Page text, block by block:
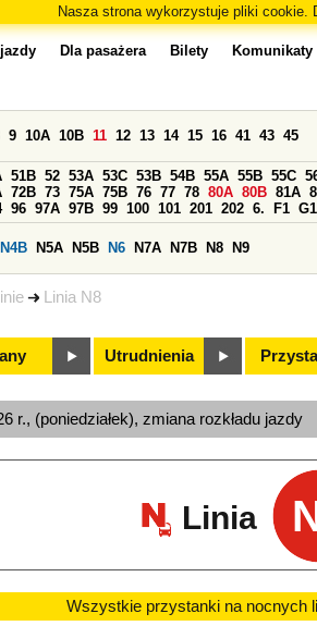
Nasza strona wykorzystuje pliki cookie.
Linie Linia N8
Dla pasażera Bilety Komunikaty
9 10A 10B 11 12 13 14 15 16 41 43 45
51B 52 53A 53C 53B 54B 55A 55B 55C
72B 73 75A 75B 76 77 78 80A 80B 81A
96 97A 97B 99 100 101 201 202 6. F1 G1
N4B N5A N5B N6 N7A N7B N8 N9
Utrudnienia
r., (poniedziałek), zmiana rozkładu jazdy
Linia
Wszystkie przystanki na nocnych